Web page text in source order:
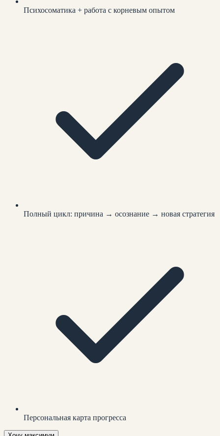
Психосоматика + работа с корневым опытом
Полный цикл: причина → осознание → новая стратегия
Персональная карта прогресса